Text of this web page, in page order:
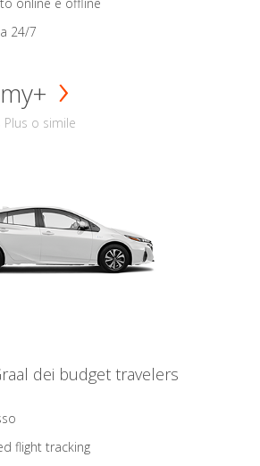
24/7
Plus o simile
dei budget travelers
flight tracking